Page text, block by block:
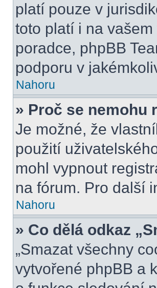
platí pouze v
toto platí i na
poradce, phpBB
podporu v
Nahoru
» Proč se nemohu
Je možné, že
použití
mohl vypnout
na fórum. Pro další
Nahoru
» Co dělá odkaz
„Smazat všechny
vytvořené phpBB a